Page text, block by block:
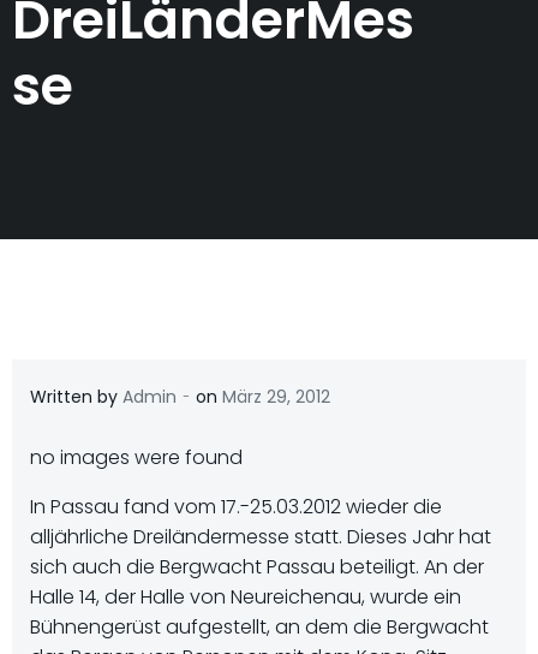
DreiLänderMes
se
Written by Admin - on März 29, 2012
no images were found
In Passau fand vom 17.-25.03.2012 wieder die
alljährliche Dreiländermesse statt. Dieses Jahr hat
sich auch die Bergwacht Passau beteiligt. An der
Halle 14, der Halle von Neureichenau, wurde ein
Bühnengerüst aufgestellt, an dem die Bergwacht